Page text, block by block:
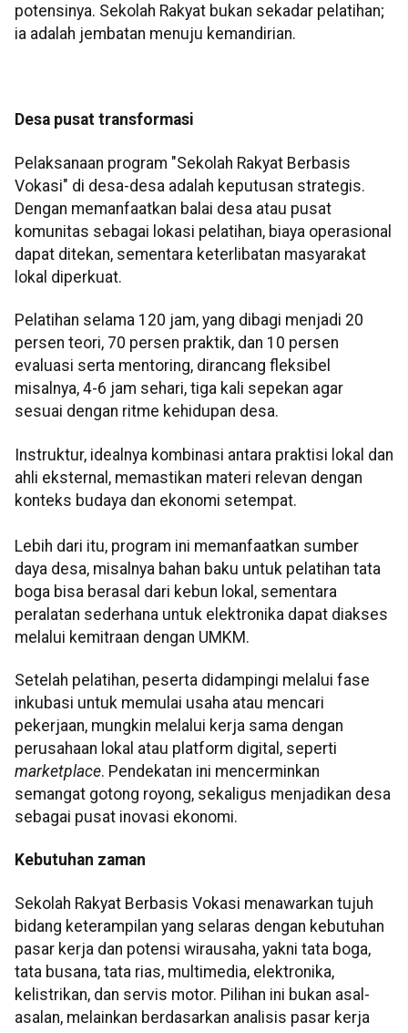
potensinya. Sekolah Rakyat bukan sekadar pelatihan;
ia adalah jembatan menuju kemandirian.
Desa pusat transformasi
Pelaksanaan program "Sekolah Rakyat Berbasis
Vokasi" di desa-desa adalah keputusan strategis.
Dengan memanfaatkan balai desa atau pusat
komunitas sebagai lokasi pelatihan, biaya operasional
dapat ditekan, sementara keterlibatan masyarakat
lokal diperkuat.
Pelatihan selama 120 jam, yang dibagi menjadi 20
persen teori, 70 persen praktik, dan 10 persen
evaluasi serta mentoring, dirancang fleksibel
misalnya, 4-6 jam sehari, tiga kali sepekan agar
sesuai dengan ritme kehidupan desa.
Instruktur, idealnya kombinasi antara praktisi lokal dan
ahli eksternal, memastikan materi relevan dengan
konteks budaya dan ekonomi setempat.
Lebih dari itu, program ini memanfaatkan sumber
daya desa, misalnya bahan baku untuk pelatihan tata
boga bisa berasal dari kebun lokal, sementara
peralatan sederhana untuk elektronika dapat diakses
melalui kemitraan dengan UMKM.
Setelah pelatihan, peserta didampingi melalui fase
inkubasi untuk memulai usaha atau mencari
pekerjaan, mungkin melalui kerja sama dengan
perusahaan lokal atau platform digital, seperti
marketplace. Pendekatan ini mencerminkan
semangat gotong royong, sekaligus menjadikan desa
sebagai pusat inovasi ekonomi.
Kebutuhan zaman
Sekolah Rakyat Berbasis Vokasi menawarkan tujuh
bidang keterampilan yang selaras dengan kebutuhan
pasar kerja dan potensi wirausaha, yakni tata boga,
tata busana, tata rias, multimedia, elektronika,
kelistrikan, dan servis motor. Pilihan ini bukan asal-
asalan, melainkan berdasarkan analisis pasar kerja